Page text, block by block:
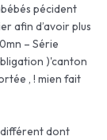
pécident
afin d’avoir plus
– Série
)'canton
, ! mien fait
dont